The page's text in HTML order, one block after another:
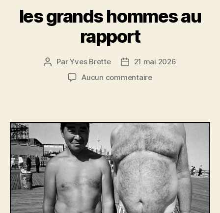
k
les grands hommes au
rapport
Auteur
l’article
ParYves Brette
Date21 mai 2026
Aucun commentairesur
au
rapport